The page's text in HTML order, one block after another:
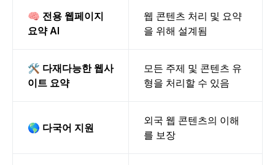
🧠 전용 웹페이지
요약 AI
웹 콘텐츠 처리 및 요약
을 위해 설계됨
🛠️ 다재다능한 웹사
이트 요약
모든 주제 및 콘텐츠 유
형을 처리할 수 있음
🌎 다국어 지원
외국 웹 콘텐츠의 이해
를 보장